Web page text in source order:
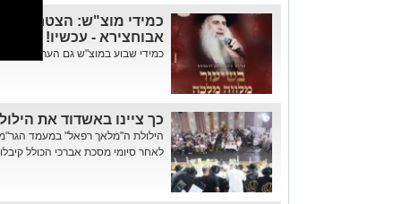
כמידי מוצ"ש: הצטרפו
אבוחצירא - עכשיו!
כמידי שבוע במוצ"ש גם הערב
כך ציינו באשדוד את
הילולת ה"מלאך רפאל" במעמד
לאחר סיומי מסכת אברכי הכולל